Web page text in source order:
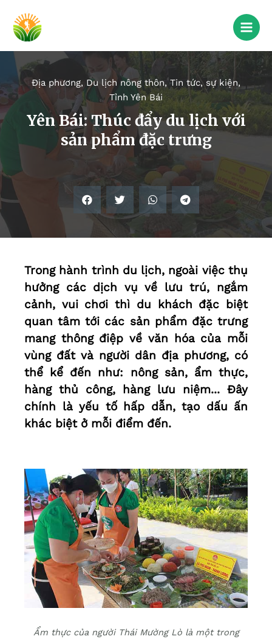
Địa phương, Du lịch nông thôn,Tin tức, sự kiện,
Tỉnh Yên Bái
Yên Bái: Thúc đẩy du lịch với
sản phẩm đặc trưng
Trong hành trình du lịch, ngoài việc thụ
hưởng các dịch vụ về lưu trú, ngắm
cảnh, vui chơi thì du khách đặc biệt
quan tâm tới các sản phẩm đặc trưng
mang thông điệp về văn hóa của mỗi
vùng đất và người dân địa phương, có
thể kể đến như: nông sản, ẩm thực,
hàng thủ công, hàng lưu niệm... Đây
chính là yếu tố hấp dẫn, tạo dấu ấn
khác biệt ở mỗi điểm đến.
Ẩm thực của người Thái Mường Lò là một trong